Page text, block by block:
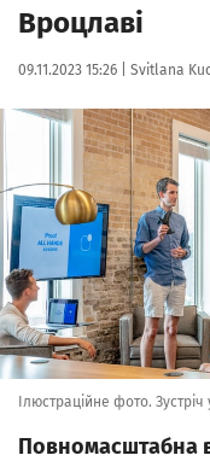
Вроцлаві
Data publikacji:
09.11.2023 15:26 | Autor:
Svitlana
Kliknij, aby powiększyć
Ілюстраційне фото.
Повномасштабна